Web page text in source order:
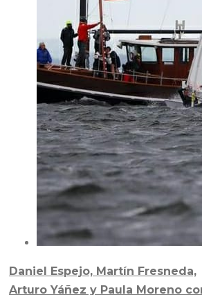
El Club de Mar de Almería acude
grandes expectativas al
de Europa de ILCA 4 en Cádiz
Daniel Espejo, Martín Fresneda,
Arturo Yáñez y Paula Moreno